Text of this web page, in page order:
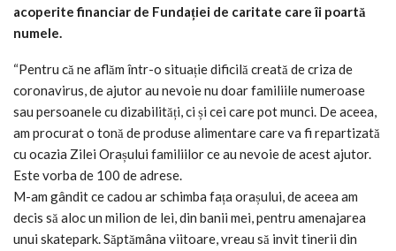
acoperite financiar de Fundației de caritate care îi poartă
numele.
“Pentru că ne aflăm într-o situație dificilă creată de criza de
coronavirus, de ajutor au nevoie nu doar familiile numeroase
sau persoanele cu dizabilități, ci și cei care pot munci. De aceea,
am procurat o tonă de produse alimentare care va fi repartizată
cu ocazia Zilei Orașului familiilor ce au nevoie de acest ajutor.
Este vorba de 100 de adrese.
M-am gândit ce cadou ar schimba fața orașului, de aceea am
decis să aloc un milion de lei, din banii mei, pentru amenajarea
unui skatepark. Săptămâna viitoare, vreau să invit tinerii din